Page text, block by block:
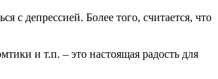
с депрессией. Более того, считается, что
и т.п. – это настоящая радость для